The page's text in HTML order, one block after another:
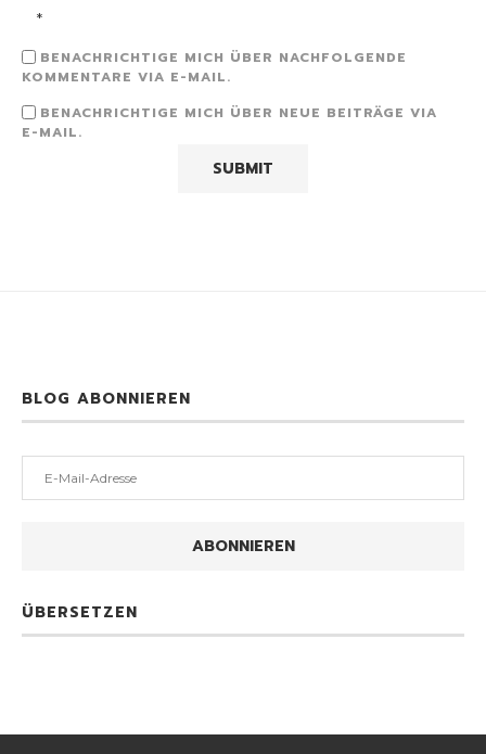
*
BENACHRICHTIGE MICH ÜBER NACHFOLGENDE
KOMMENTARE VIA E-MAIL.
BENACHRICHTIGE MICH ÜBER NEUE BEITRÄGE VIA
E-MAIL.
BLOG ABONNIEREN
Mail-
ABONNIEREN
ÜBERSETZEN